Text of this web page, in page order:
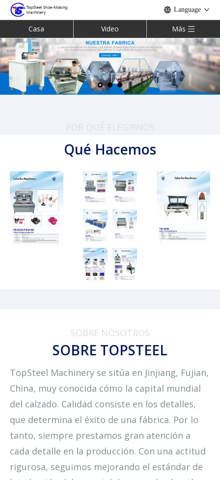
Language
Casa Video Más
POR QUÉ ELEGIRNOS
Qué Hacemos
SOBRE NOSOTROS
SOBRE TOPSTEEL
TopSteel Machinery se sitúa en Jinjiang, Fujian,
China, muy conocida cómo la capital mundial
del calzado. Calidad consiste en los detalles,
que determina el éxito de una fábrica. Por lo
tanto, siempre prestamos gran atención a
cada detalle en la producción. Con una actitud
rigurosa, seguimos mejorando el estándar de